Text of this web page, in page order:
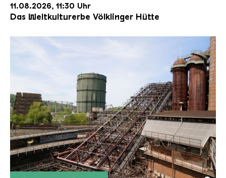
11.08.2026, 11:30 Uhr
Das Weltkulturerbe Völklinger Hütte